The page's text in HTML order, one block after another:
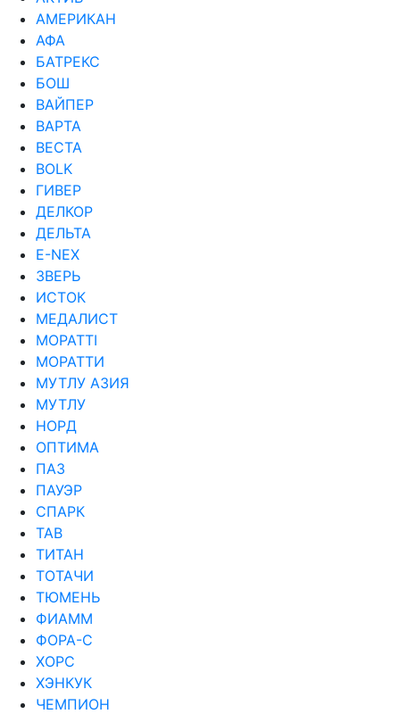
АМЕРИКАН
АФА
БАТРЕКС
БОШ
ВАЙПЕР
ВАРТА
ВЕСТА
ВОLK
ГИВЕР
ДЕЛКОР
ДЕЛЬТА
Е-NEX
ЗВЕРЬ
ИСТОК
МЕДАЛИСТ
МОРАТТI
МОРАТТИ
МУТЛУ АЗИЯ
МУТЛУ
НОРД
ОПТИМА
ПАЗ
ПАУЭР
СПАРК
ТАВ
ТИТАН
ТОТАЧИ
ТЮМЕНЬ
ФИАММ
ФОРА-С
ХОРС
ХЭНКУК
ЧЕМПИОН